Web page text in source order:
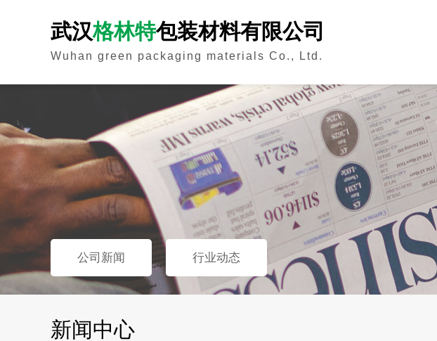
武汉格林特包装材料有限公司
Wuhan green packaging materials Co., Ltd.
公司新闻 行业动态
新闻中心